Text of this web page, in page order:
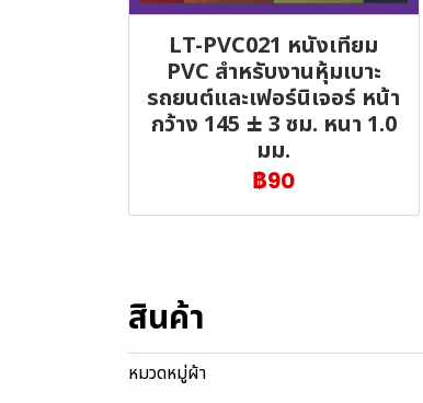
LT-PVC021 หนังเทียม
PVC สำหรับงานหุ้มเบาะ
รถยนต์และเฟอร์นิเจอร์ หน้า
กว้าง 145 ± 3 ซม. หนา 1.0
มม.
฿90
สินค้า
หมวดหมู่ผ้า